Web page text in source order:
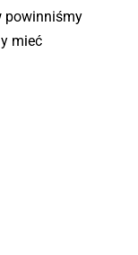
powinniśmy
mieć